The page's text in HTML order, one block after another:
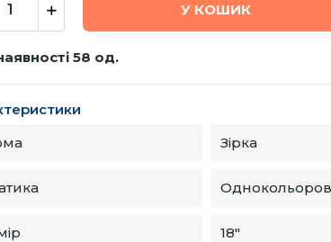
У КОШИК
58 од.
Зірка
18″